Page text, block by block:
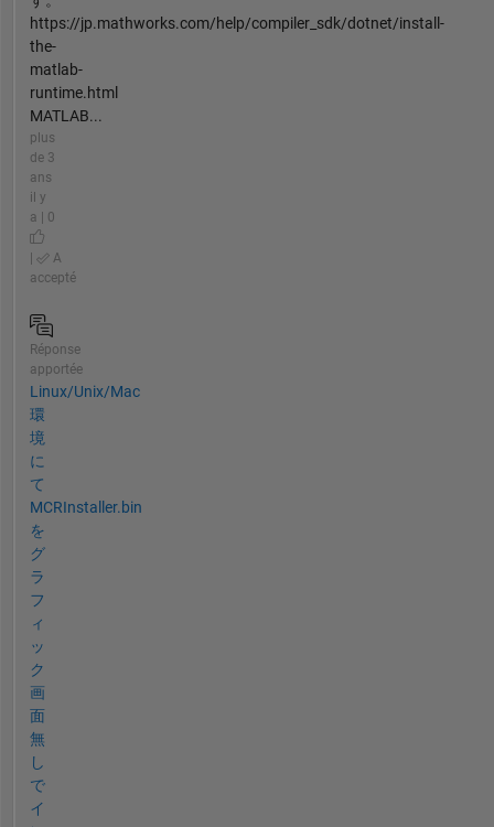
https://jp.mathworks.com/help/compiler_sdk/dotnet/install-
the-
matlab-
runtime.html
MATLAB...
plus
de 3
ans
il y
a | 0
A
accepté
Réponse
apportée
Linux/Unix/Mac
環
境
に
て
MCRInstaller.bin
を
グ
ラ
フ
ィ
ッ
ク
画
面
無
し
で
イ